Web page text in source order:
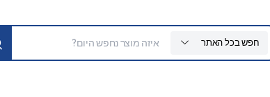
חפש בכל האתר